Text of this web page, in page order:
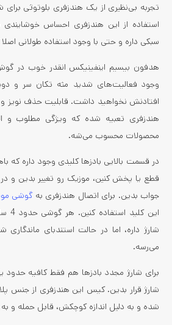
تجربه بی‌نظیری از یک هندزفری بلوتوثی برای
استفاده از این هندزفری احساس
سبکی داره و حتی با وجود استفاده طولانی
هدفون بی­سیم اینفینیکس انقدر خوب در
وجود فعالیت‌های شدید مثه تکان سر و
افتادنش نخواهید داشت. قابلیت حذف نویز
هندزفری تعبیه شده که ویژگی مطلوب و
محصولات محسوب می‌شه.
در قسمت بالایی بادزها کلیدی وجود داره که
قطع یا پخش کنین، موزیک رو تغییر بدین و
جواب بدین. برای اتصال هندزفری بهگوشی
می‌رسه.
برای شارژ مجدد بادزها هم فقط کافیه
شارژ قرار بدین. کیس این هندزفری از جنس
شده و به دلیل اندازه کوچکش، قابل حمله و